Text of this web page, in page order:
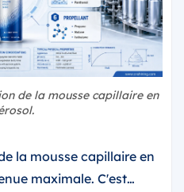
de la mousse capillaire en
la mousse capillaire en
maximale. C'est…